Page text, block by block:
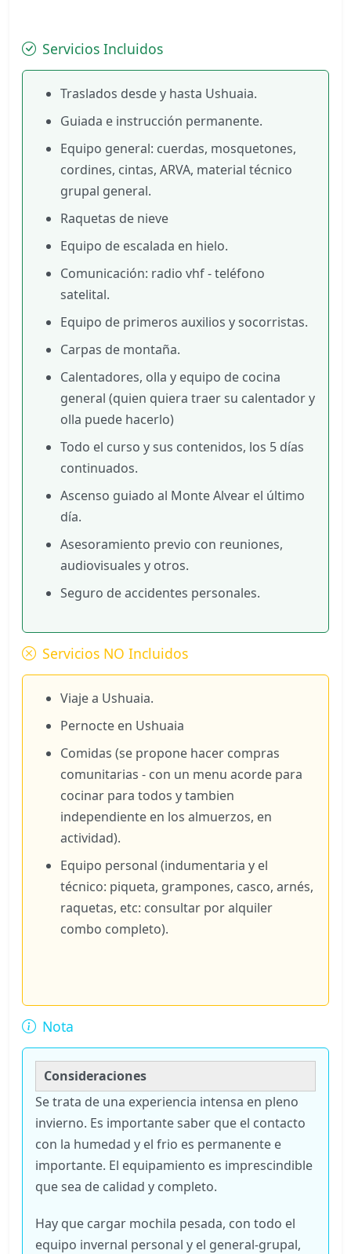
Servicios Incluidos
Traslados desde y hasta Ushuaia.
Guiada e instrucción permanente.
Equipo general: cuerdas, mosquetones,
cordines, cintas, ARVA, material técnico
grupal general.
Raquetas de nieve
Equipo de escalada en hielo.
Comunicación: radio vhf - teléfono
satelital.
Equipo de primeros auxilios y socorristas.
Carpas de montaña.
Calentadores, olla y equipo de cocina
general (quien quiera traer su calentador y
olla puede hacerlo)
Todo el curso y sus contenidos, los 5 días
continuados.
Ascenso guiado al Monte Alvear el último
día.
Asesoramiento previo con reuniones,
audiovisuales y otros.
Seguro de accidentes personales.
Servicios NO Incluidos
Viaje a Ushuaia.
Pernocte en Ushuaia
Comidas (se propone hacer compras
comunitarias - con un menu acorde para
cocinar para todos y tambien
independiente en los almuerzos, en
actividad).
Equipo personal (indumentaria y el
técnico: piqueta, grampones, casco, arnés,
raquetas, etc: consultar por alquiler
combo completo).
Nota
Consideraciones
Se trata de una experiencia intensa en pleno
invierno. Es importante saber que el contacto
con la humedad y el frio es permanente e
importante. El equipamiento es imprescindible
que sea de calidad y completo.
Hay que cargar mochila pesada, con todo el
equipo invernal personal y el general-grupal,